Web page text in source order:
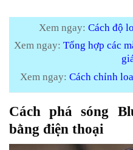
Xem ngay: Cách độ
Xem ngay: Tổng hợp các
Xem ngay: Cách chỉnh
Cách phá sóng
bằng điện thoại